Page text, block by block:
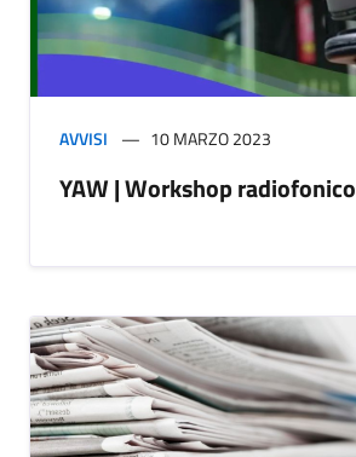
AVVISI 10 MARZO 2023
YAW | Workshop radiofonico